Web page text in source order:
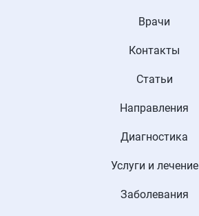
Врачи
Контакты
Статьи
Направления
Диагностика
Услуги и лечение
Заболевания